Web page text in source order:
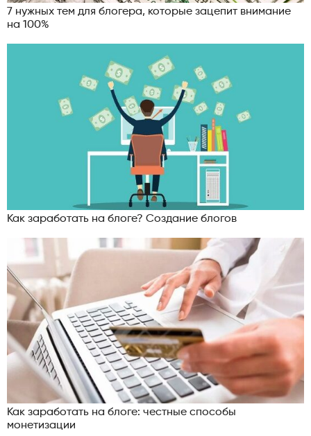
7 нужных тем для блогера, которые зацепит внимание
на 100%
Как заработать на блоге? Создание блогов
Как заработать на блоге: честные способы
монетизации